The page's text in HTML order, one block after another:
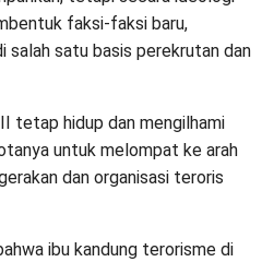
faksi-faksi baru,
salah satu basis perekrutan dan
tetap hidup dan mengilhami
untuk melompat ke arah
dan organisasi teroris
ibu kandung terorisme di